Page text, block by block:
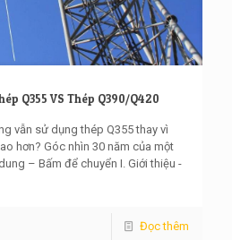
Q355 VS Thép Q390/Q420
vẫn sử dụng thép Q355 thay vì
hơn? Góc nhìn 30 năm của một
– Bấm để chuyển I. Giới thiệu -
Đọc thêm